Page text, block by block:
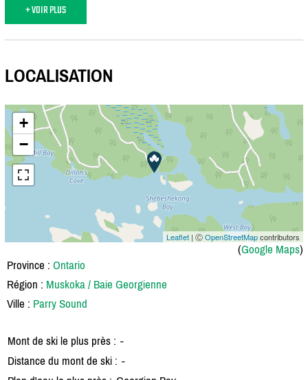
+ VOIR PLUS
LOCALISATION
+
−
Leaflet | ⒸOpenStreetMapcontributors
(Google Maps)
Province : Ontario
Région : Muskoka / Baie Georgienne
Ville : Parry Sound
Mont de ski le plus près : -
Distance du mont de ski : -